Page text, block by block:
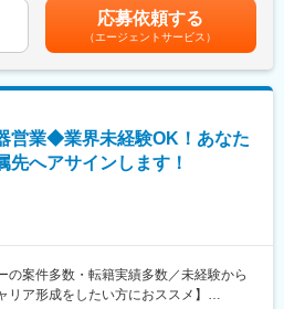
観的に評価され、年収に反映されます。
と永年勤続報奨金や四半期一時金などの
まり、やりがいや努力がきちんと報われ
す。
ーが丁寧に支援します。日々の仕事の悩
談等、伴走者として活躍をサポートしま
ベルを上げるために様々な研修をご用意
業務
ちろんのこと、オンコロジー領域専門研
修、
研修（エクセル、ｍｙMR君）等特徴的な
プのであり、現在はCSO事業とメディカ
事業を柱にビジネスを展開しています。
ンで受注しているため、基本的には入社
経験を積み、MRとして専門性を磨くこ
上記に含む）、外勤日当 ※各種手当は就
車両、iPad、PC/携帯貸与 （プロジェク
でも目安の金額であり、選考を通じて上
。月給(月額)は固定手当を含めた表記で
応募依頼する
（エージェントサービス）
営業◆業界未経験OK！あなた
先へアサインします！
の案件多数・転籍実績多数／未経験から
リア形成をしたい方におススメ】